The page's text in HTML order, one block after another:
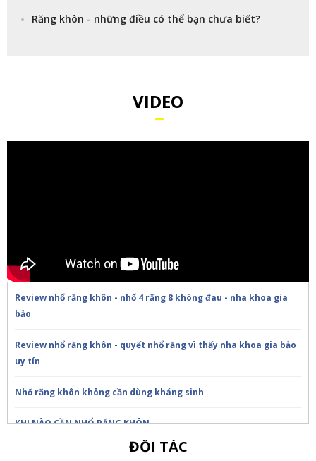
Răng khôn - những điều có thể bạn chưa biết?
VIDEO
Review nhổ răng khôn - nhổ 4 răng 8 không đau - nha khoa gia
bảo
Review nhổ răng khôn - quyết nhổ răng vì thấy nha khoa gia bảo
uy tín
Nhổ răng khôn không cần dùng kháng sinh
KHI NÀO CẦN NHỔ RĂNG KHÔN
Trồng răng Implant ăn nhai thế nào?!Nha Khoa Gia Bảo
ĐỐI TÁC